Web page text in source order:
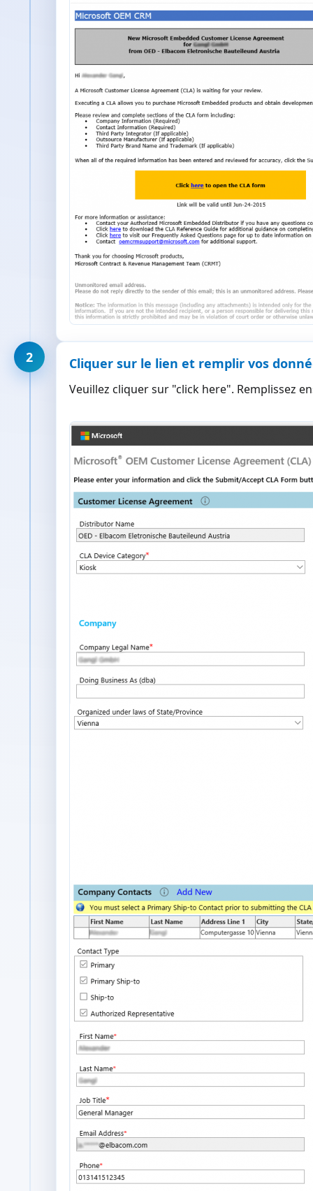
2 Cliquer sur le lien et remplir vos
Veuillez cliquer sur "click here". Remplissez